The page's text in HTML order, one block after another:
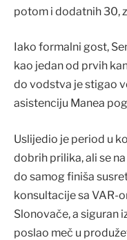
potom i dodatnih 30,
Iako formalni gost,
kao jedan od prvih
do vodstva je stigao
asistenciju Manea
Uslijedio je period u
dobrih prilika, ali se
do samog finiša
konsultacije sa VAR-
Slonovače, a siguran
poslao meč u